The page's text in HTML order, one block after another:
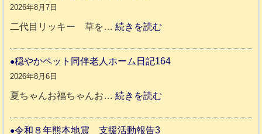
2026年8月7日
二代目リッキー 草を…続きを読む
和
穏やかペット同伴老人ホーム日記164
2026年8月6日
夏ちゃんお福ちゃんお…続きを読む
令和８年熊本地震 支援活動報告3